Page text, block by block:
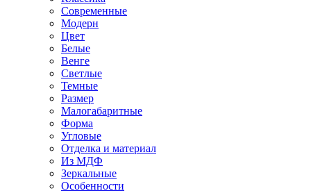
Современные
Модерн
Цвет
Белые
Венге
Светлые
Темные
Размер
Малогабаритные
Форма
Угловые
Отделка и материал
Из МДФ
Зеркальные
Особенности